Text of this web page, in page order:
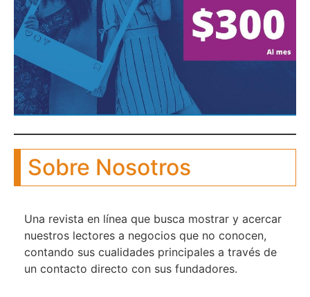
Sobre Nosotros
Una revista en línea que busca mostrar y acercar
nuestros lectores a negocios que no conocen,
contando sus cualidades principales a través de
un contacto directo con sus fundadores.